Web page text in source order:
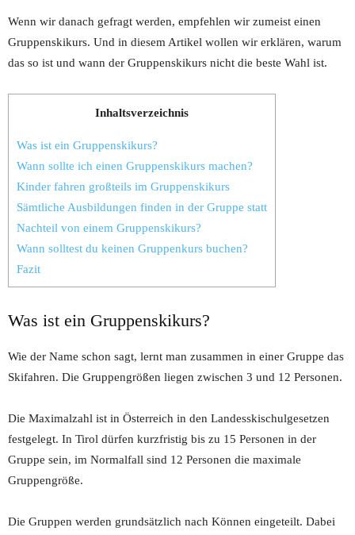
Wenn wir danach gefragt werden, empfehlen wir zumeist einen
Gruppenskikurs. Und in diesem Artikel wollen wir erklären, warum
das so ist und wann der Gruppenskikurs nicht die beste Wahl ist.
Inhaltsverzeichnis
Was ist ein Gruppenskikurs?
Wann sollte ich einen Gruppenskikurs machen?
Kinder fahren großteils im Gruppenskikurs
Sämtliche Ausbildungen finden in der Gruppe statt
Nachteil von einem Gruppenskikurs?
Wann solltest du keinen Gruppenkurs buchen?
Fazit
Was ist ein Gruppenskikurs?
Wie der Name schon sagt, lernt man zusammen in einer Gruppe das
Skifahren. Die Gruppengrößen liegen zwischen 3 und 12 Personen.
Die Maximalzahl ist in Österreich in den Landesskischulgesetzen
festgelegt. In Tirol dürfen kurzfristig bis zu 15 Personen in der
Gruppe sein, im Normalfall sind 12 Personen die maximale
Gruppengröße.
Die Gruppen werden grundsätzlich nach Können eingeteilt. Dabei